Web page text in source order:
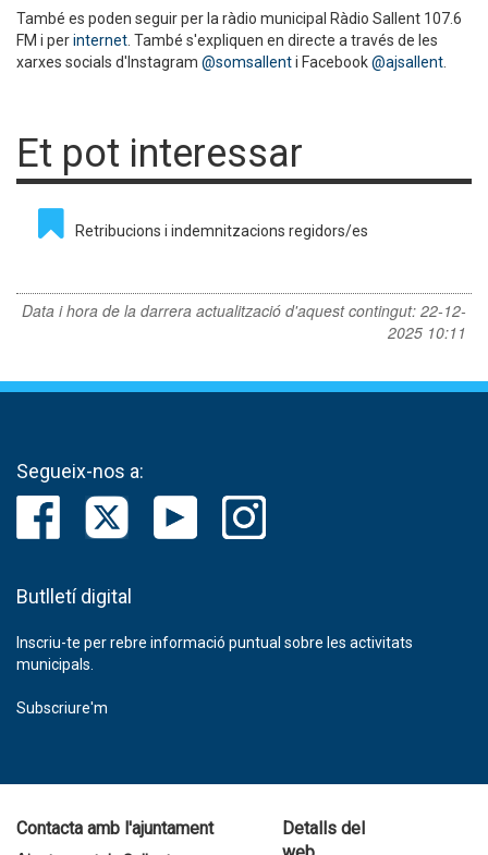
També es poden seguir per la ràdio municipal Ràdio Sallent 107.6
FM i perinternet . També s'expliquen en directe a través de les
xarxes socials d'Instagram @somsallenti Facebook@ajsallent
Et pot interessar
Retribucions i indemnitzacions regidors/es
Data i hora de la darrera actualització d'aquest contingut: 22-12-
2025 10:11
Segueix-nos a:
Butlletí digital
Inscriu-te per rebre informació puntual sobre les activitats
municipals.
Subscriure'm
Contacta amb l'ajuntament
Detalls del